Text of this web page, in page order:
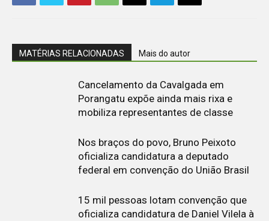
MATÉRIAS RELACIONADAS Mais do autor
Cancelamento da Cavalgada em
Porangatu expõe ainda mais rixa e
mobiliza representantes de classe
Nos braços do povo, Bruno Peixoto
oficializa candidatura a deputado
federal em convenção do União Brasil
15 mil pessoas lotam convenção que
oficializa candidatura de Daniel Vilela à